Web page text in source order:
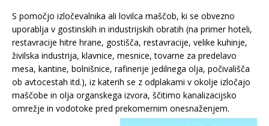
S pomočjo izločevalnika ali lovilca maščob, ki se obvezno
uporablja v gostinskih in industrijskih obratih (na primer hoteli,
restavracije hitre hrane, gostišča, restavracije, velike kuhinje,
živilska industrija, klavnice, mesnice, tovarne za predelavo
mesa, kantine, bolnišnice, rafinerije jedilnega olja, počivališča
ob avtocestah itd.), iz katerih se z odplakami v okolje izločajo
maščobe in olja organskega izvora, ščitimo kanalizacijsko
omrežje in vodotoke pred prekomernim onesnaženjem.